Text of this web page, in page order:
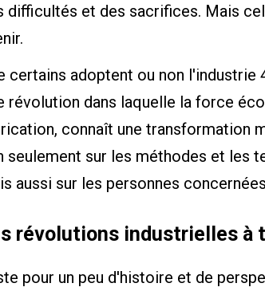
difficultés et des sacrifices. Mais
certains adoptent ou non l'industrie
révolution dans laquelle la force
connaît une transformation
seulement sur les méthodes et les
aussi sur les personnes
révolutions industrielles à
pour un peu d'histoire et de